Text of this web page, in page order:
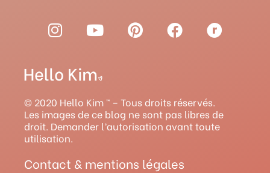
I
n
t
a
g
r
a
m
Y
o
t
u
b
e
P
i
r
e
s
F
a
o
o
k
R
a
y
© 2020 Hello Kim ™ – Tous droits réservés.
Les images de ce blog ne sont pas libres de
droit. Demander l’autorisation avant toute
utilisation.
Contact & mentions légales